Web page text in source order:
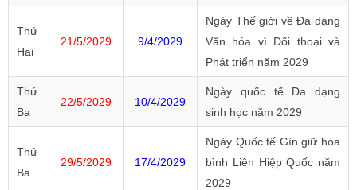
Thứ
Hai
21/5/2029 9/4/2029
Ngày Thế giới về Đa dạng
Văn hóa vì Đối thoại và
Phát triển năm 2029
Thứ
Ba
22/5/2029 10/4/2029
Ngày quốc tế Đa dạng
sinh học năm 2029
Thứ
Ba
29/5/2029 17/4/2029
Ngày Quốc tế Gìn giữ hòa
bình Liên Hiệp Quốc năm
2029